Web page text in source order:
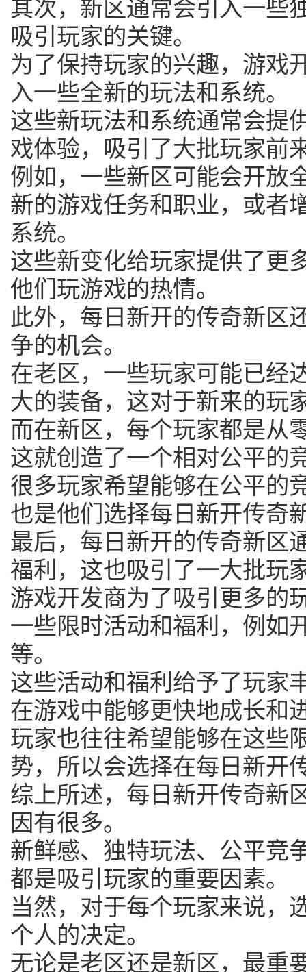
其次，新区通常会引入一些
吸引玩家的关键。
为了保持玩家的兴趣，游戏
入一些全新的玩法和系统。
这些新玩法和系统通常会提
戏体验，吸引了大批玩家前
例如，一些新区可能会开放
新的游戏任务和职业，或者
系统。
这些新变化给玩家提供了更
他们玩游戏的热情。
此外，每日新开的传奇新区
争的机会。
在老区，一些玩家可能已经
大的装备，这对于新来的玩
而在新区，每个玩家都是从
这就创造了一个相对公平的
很多玩家希望能够在公平的
也是他们选择每日新开传奇
最后，每日新开的传奇新区
福利，这也吸引了一大批玩
游戏开发商为了吸引更多的
一些限时活动和福利，例如
等。
这些活动和福利给予了玩家
在游戏中能够更快地成长和
玩家也往往希望能够在这些
势，所以会选择在每日新开
综上所述，每日新开传奇新
因有很多。
新鲜感、独特玩法、公平竞
都是吸引玩家的重要因素。
当然，对于每个玩家来说，
个人的决定。
无论是老区还是新区，最重